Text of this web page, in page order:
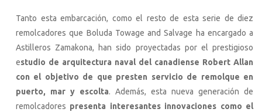
Tanto esta embarcación, como el resto de esta serie de diez
remolcadores que Boluda Towage and Salvage ha encargado a
Astilleros Zamakona, han sido proyectadas por el prestigioso
estudio de arquitectura naval del canadiense Robert Allan
con el objetivo de que presten servicio de remolque en
puerto, mar y escolta. Además, esta nueva generación de
remolcadores presenta interesantes innovaciones como el